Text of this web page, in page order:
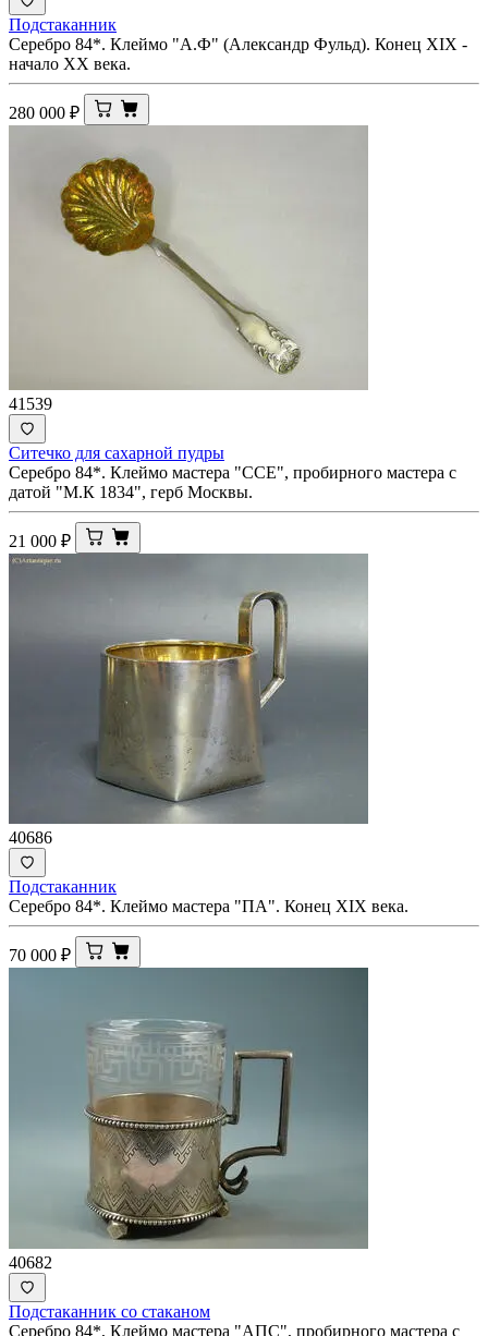
Подстаканник
Серебро 84*. Клеймо "А.Ф" (Александр Фульд). Конец XIX -
начало ХХ века.
280 000 ₽
41539
Ситечко для сахарной пудры
Серебро 84*. Клеймо мастера "ССЕ", пробирного мастера с
датой "М.К 1834", герб Москвы.
21 000 ₽
40686
Подстаканник
Серебро 84*. Клеймо мастера "ПА". Конец XIX века.
70 000 ₽
40682
Подстаканник со стаканом
Серебро 84*, Клеймо мастера "АПС", пробирного мастера с